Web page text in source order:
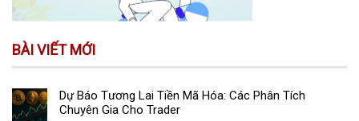
BÀI VIẾT MỚI
Dự Báo Tương Lai Tiền Mã Hóa: Các Phân Tích
Chuyên Gia Cho Trader